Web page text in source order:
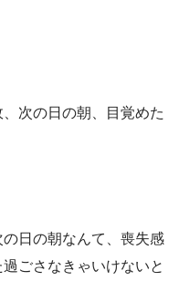
次の日の朝、目覚めた
日の朝なんて、喪失感
ごさなきゃいけないと